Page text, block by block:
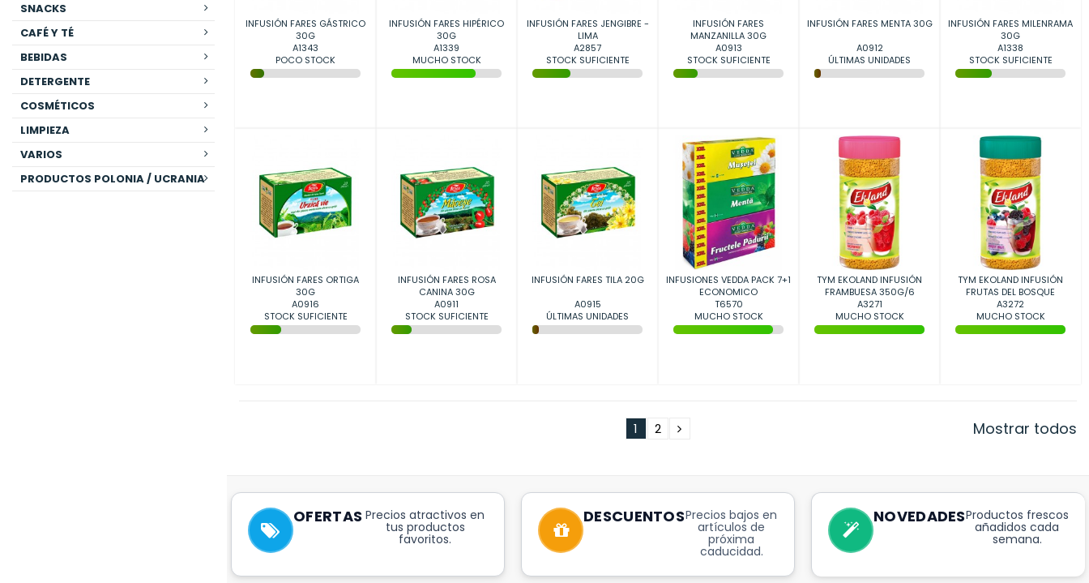
SNACKS
CAFÉ Y TÉ
BEBIDAS
DETERGENTE
COSMÉTICOS
LIMPIEZA
VARIOS
PRODUCTOS POLONIA / UCRANIA
INFUSIÓN FARES GÁSTRICO
30G
A1343
POCO STOCK
INFUSIÓN FARES HIPÉRICO
30G
A1339
MUCHO STOCK
INFUSIÓN FARES JENGIBRE -
LIMA
A2857
STOCK SUFICIENTE
INFUSIÓN FARES
MANZANILLA 30G
A0913
STOCK SUFICIENTE
INFUSIÓN FARES MENTA 30G
A0912
ÚLTIMAS UNIDADES
INFUSIÓN FARES MILENRAMA
30G
A1338
STOCK SUFICIENTE
INFUSIÓN FARES ORTIGA
30G
A0916
STOCK SUFICIENTE
INFUSIÓN FARES ROSA
CANINA 30G
A0911
STOCK SUFICIENTE
INFUSIÓN FARES TILA 20G
A0915
ÚLTIMAS UNIDADES
INFUSIONES VEDDA PACK 7+1
ECONOMICO
T6570
MUCHO STOCK
TYM EKOLAND INFUSIÓN
FRAMBUESA 350G/6
A3271
MUCHO STOCK
TYM EKOLAND INFUSIÓN
FRUTAS DEL BOSQUE
350G/6
A3272
MUCHO STOCK
Mostrar todos
1 2
OFERTAS Precios atractivos en
tus productos
favoritos.
DESCUENTOSPrecios bajos en
artículos de
próxima
caducidad.
NOVEDADESProductos frescos
añadidos cada
semana.